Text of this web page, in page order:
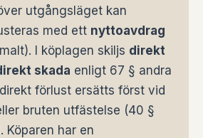
utgångsläget kan
med ett nyttoavdrag
I köplagen skiljs direkt
skada enligt 67 § andra
förlust ersätts först vid
bruten utfästelse (40 §
Köparen har en